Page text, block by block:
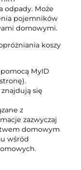
odpady. Może
pojemników
domowymi.
koszy
pomocą MyID
się
z
zazwyczaj
domowym
wśród